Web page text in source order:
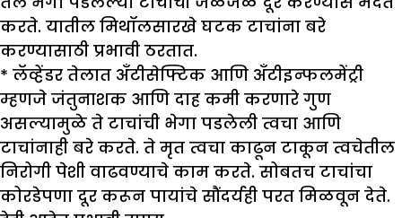
करते. यातील मिथॉलसारखे घटक टाचांना बरे
करण्यासाठी प्रभावी ठरतात.
* लॅव्हेंडर तेलात अँटीसेफ्टिक आणि अँटीइन्फलमेंट्री
म्हणजे जंतुनाशक आणि दाह कमी करणारे गुण
असल्यामुळे ते टाचांची भेगा पडलेली त्वचा आणि
टाचांनाही बरे करते. ते मृत त्वचा काढून टाकून त्वचेतील
निरोगी पेशी वाढवण्याचे काम करते. सोबतच टाचांचा
कोरडेपणा दूर करून पायांचे सौंदर्यही परत मिळवून देते.